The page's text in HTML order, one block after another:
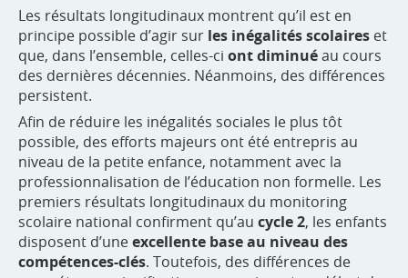
Les résultats longitudinaux montrent qu’il est en
principe possible d’agir sur les inégalités scolaires et
que, dans l’ensemble, celles-ci ont diminuéau cours
des dernières décennies. Néanmoins, des différences
persistent.
Afin de réduire les inégalités sociales le plus tôt
possible, des efforts majeurs ont été entrepris au
niveau de la petite enfance, notamment avec la
professionnalisation de l’éducation non formelle. Les
premiers résultats longitudinaux du monitoring
scolaire national confirment qu’au cycle 2, les enfants
disposent d’uneexcellente base au niveau des
compétences-clés. Toutefois, des différences de